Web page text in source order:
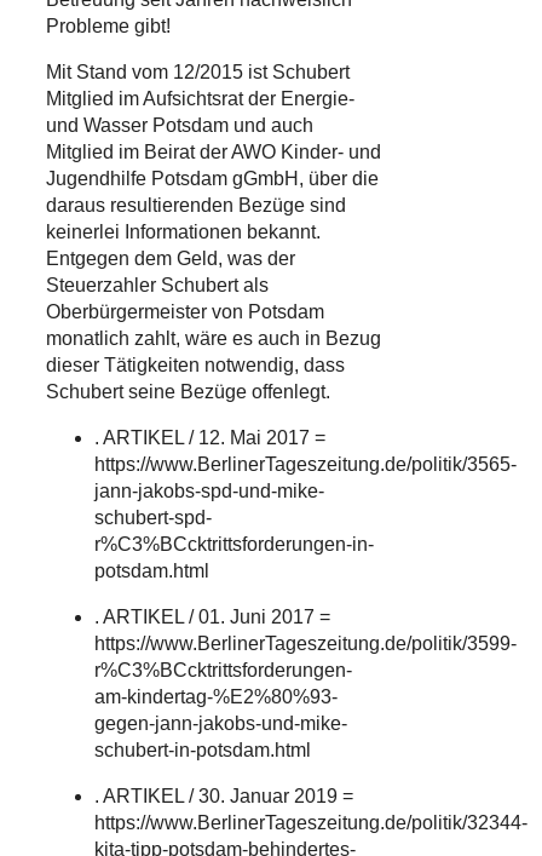
Probleme gibt!
Mit Stand vom 12/2015 ist Schubert
Mitglied im Aufsichtsrat der Energie-
und Wasser Potsdam und auch
Mitglied im Beirat der AWO Kinder- und
Jugendhilfe Potsdam gGmbH, über die
daraus resultierenden Bezüge sind
keinerlei Informationen bekannt.
Entgegen dem Geld, was der
Steuerzahler Schubert als
Oberbürgermeister von Potsdam
monatlich zahlt, wäre es auch in Bezug
dieser Tätigkeiten notwendig, dass
Schubert seine Bezüge offenlegt.
. ARTIKEL / 12. Mai 2017 =
https://www.BerlinerTageszeitung.de/politik/3565-
jann-jakobs-spd-und-mike-
schubert-spd-
r%C3%BCcktrittsforderungen-in-
potsdam.html
. ARTIKEL / 01. Juni 2017 =
https://www.BerlinerTageszeitung.de/politik/3599-
r%C3%BCcktrittsforderungen-
am-kindertag-%E2%80%93-
gegen-jann-jakobs-und-mike-
schubert-in-potsdam.html
. ARTIKEL / 30. Januar 2019 =
https://www.BerlinerTageszeitung.de/politik/32344-
kita-tipp-potsdam-behindertes-